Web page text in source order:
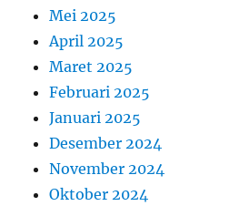
Mei 2025
April 2025
Maret 2025
Februari 2025
Januari 2025
Desember 2024
November 2024
Oktober 2024